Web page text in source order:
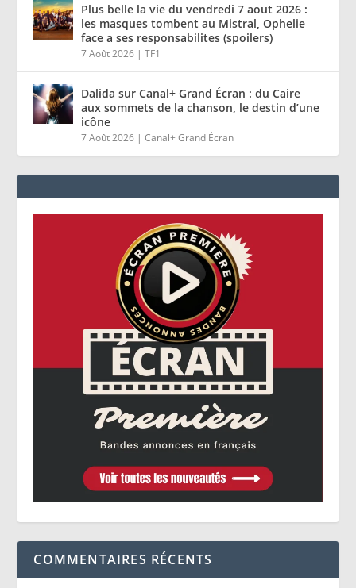
Plus belle la vie du vendredi 7 aout 2026 :
les masques tombent au Mistral, Ophelie
face a ses responsabilites (spoilers)
7 Août 2026 |TF1
Dalida sur Canal+ Grand Écran : du Caire
aux sommets de la chanson, le destin d’une
icône
7 Août 2026 |Canal+ Grand Écran
COMMENTAIRES RÉCENTS